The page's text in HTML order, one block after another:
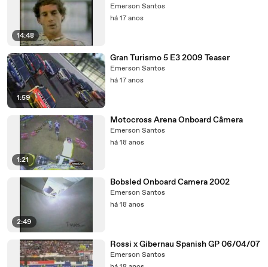
14:48
Emerson Santos
há 17 anos
1:59
Gran Turismo 5 E3 2009 Teaser
Emerson Santos
há 17 anos
1:21
Motocross Arena Onboard Câmera
Emerson Santos
há 18 anos
2:49
Bobsled Onboard Camera 2002
Emerson Santos
há 18 anos
Rossi x Gibernau Spanish GP 06/04/07
Emerson Santos